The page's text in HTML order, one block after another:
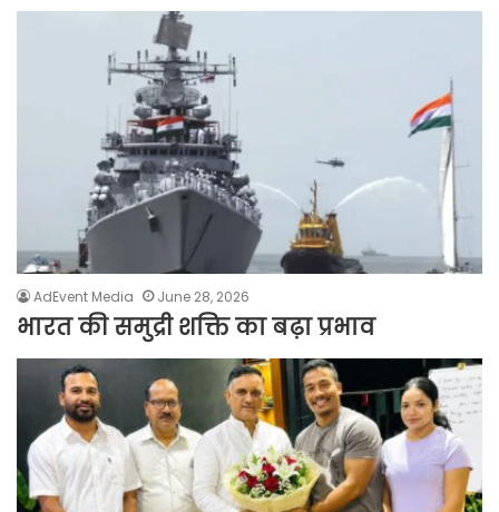
AdEvent Media June 28, 2026
भारत की समुद्री शक्ति का बढ़ा प्रभाव